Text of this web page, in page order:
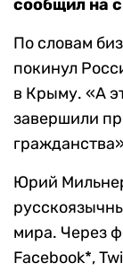
сообщил на
По словам
покинул
в Крыму. «А
завершили
Юрий
мира. Через
Facebook*,